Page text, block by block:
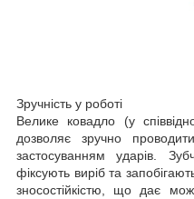
Зручність у роботі
Велике ковадло (у
дозволяє зручно
застосуванням ударів.
фіксують виріб та
зносостійкістю, що дає